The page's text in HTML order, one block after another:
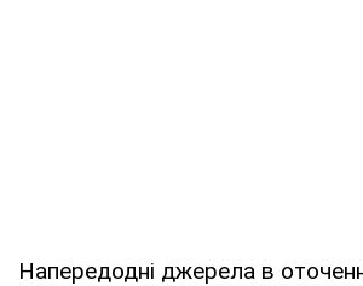
Напередодні джерела в